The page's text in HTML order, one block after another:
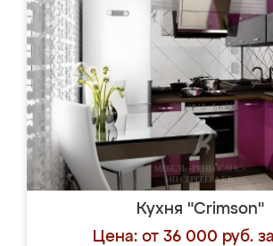
Кухня "Crimson"
Цена: от 36 000 руб.